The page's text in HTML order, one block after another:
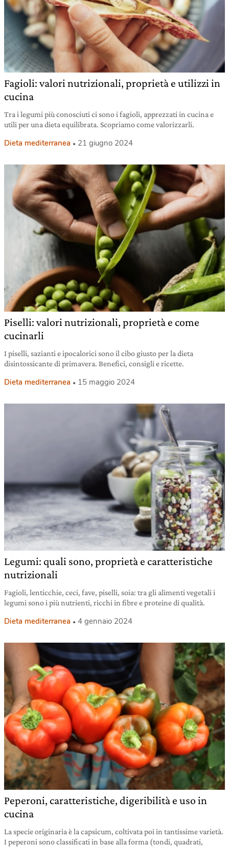
Fagioli: valori nutrizionali, proprietà e utilizzi in
cucina
Tra i legumi più conosciuti ci sono i fagioli, apprezzati in cucina e
utili per una dieta equilibrata. Scopriamo come valorizzarli.
Dieta mediterranea 21 giugno 2024
Piselli: valori nutrizionali, proprietà e come
cucinarli
I piselli, sazianti e ipocalorici sono il cibo giusto per la dieta
disintossicante di primavera. Benefici, consigli e ricette.
Dieta mediterranea 15 maggio 2024
Legumi: quali sono, proprietà e caratteristiche
nutrizionali
Fagioli, lenticchie, ceci, fave, piselli, soia: tra gli alimenti vegetali i
legumi sono i più nutrienti, ricchi in fibre e proteine di qualità.
Dieta mediterranea 4 gennaio 2024
Peperoni, caratteristiche, digeribilità e uso in
cucina
La specie originaria è la capsicum, coltivata poi in tantissime varietà.
I peperoni sono classificati in base alla forma (tondi, quadrati,